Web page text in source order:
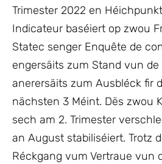
Trimester 2022 en
Indicateur baséiert op zwou
Statec senger Enquête de
engersäits zum Stand vun
anerersäits zum Ausbléck fir
nächsten 3 Méint. Dës zwou
sech am 2. Trimester
an August stabiliséiert. Trotz
Réckgang vum Vertraue vun